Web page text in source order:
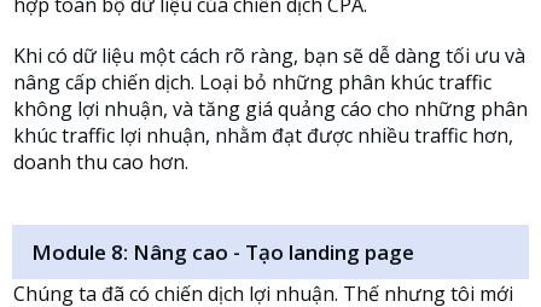
Khi có dữ liệu một cách rõ ràng, bạn sẽ dễ dàng tối ưu và
nâng cấp chiến dịch. Loại bỏ những phân khúc traffic
không lợi nhuận, và tăng giá quảng cáo cho những phân
khúc traffic lợi nhuận, nhằm đạt được nhiều traffic hơn,
doanh thu cao hơn.
Module 8: Nâng cao - Tạo landing page
Chúng ta đã có chiến dịch lợi nhuận. Thế nhưng tôi mới